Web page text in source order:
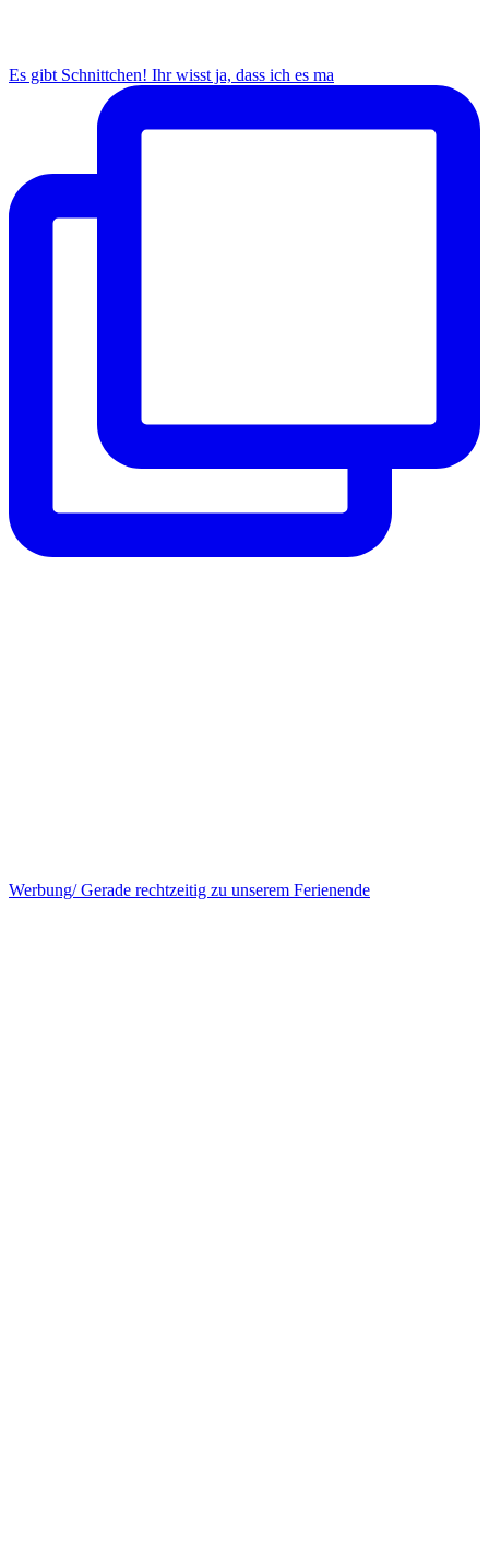
Es gibt Schnittchen! Ihr wisst ja, dass ich es ma
Werbung/ Gerade rechtzeitig zu unserem Ferienende